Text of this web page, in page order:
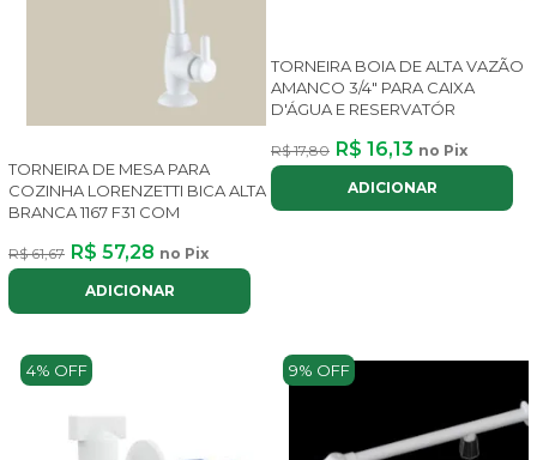
TORNEIRA DE MESA PARA
COZINHA LORENZETTI BICA ALTA
BRANCA 1167 F31 COM
R$ 61,67 R$ 57,28 no Pix
ADICIONAR
TORNEIRA BOIA DE ALTA VAZÃO
AMANCO 3/4" PARA CAIXA
D'ÁGUA E RESERVATÓR
R$ 17,80 R$ 16,13 no Pix
ADICIONAR
4% OFF 9% OFF